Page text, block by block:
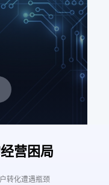
营困局
转化遭遇瓶颈